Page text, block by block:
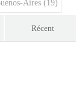
Aires (19)
Récent